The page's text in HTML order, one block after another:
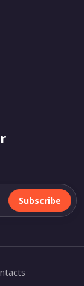
Subscribe